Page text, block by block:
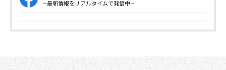
− 最新情報をリアルタイムで発信中 −